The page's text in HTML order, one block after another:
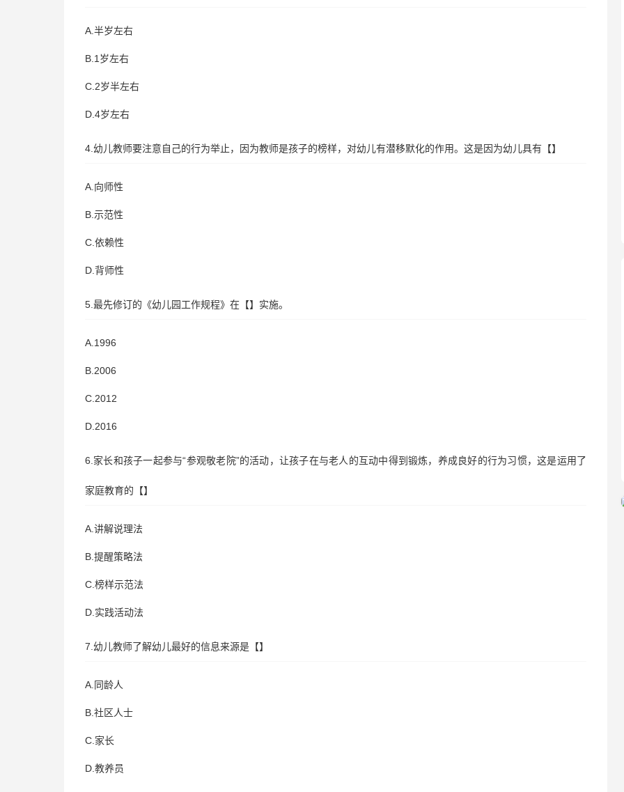
A.半岁左右
B.1岁左右
C.2岁半左右
D.4岁左右
4.幼儿教师要注意自己的行为举止，因为教师是孩子的榜样，对幼儿有潜移默化的作用。这是因为幼儿具有【】
A.向师性
B.示范性
C.依赖性
D.背师性
5.最先修订的《幼儿园工作规程》在【】实施。
A.1996
B.2006
C.2012
D.2016
6.家长和孩子一起参与“参观敬老院”的活动，让孩子在与老人的互动中得到锻炼，养成良好的行为习惯，这是运用了
家庭教育的【】
A.讲解说理法
B.提醒策略法
C.榜样示范法
D.实践活动法
7.幼儿教师了解幼儿最好的信息来源是【】
A.同龄人
B.社区人士
C.家长
D.教养员